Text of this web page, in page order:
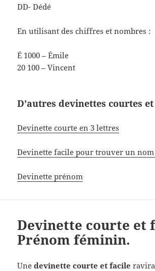
DD- Dédé
En utilisant des chiffres et nombres :
É 1000 – Émile
20 100 – Vincent
D’autres devinettes courtes
Devinette courte en 3 lettres
Devinette facile pour trouver un nom
Devinette prénom
Devinette courte et
Prénom féminin.
Unedevinette courte et facile